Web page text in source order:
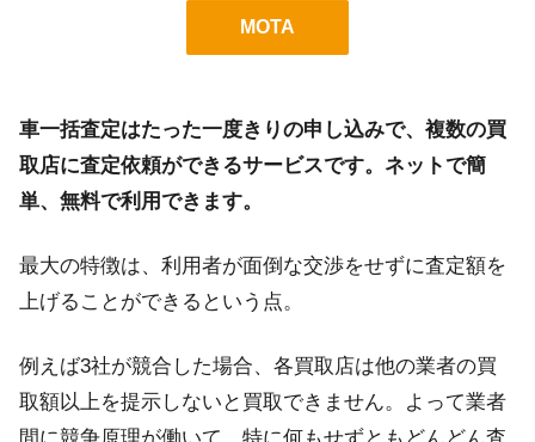
MOTA
車一括査定はたった一度きりの申し込みで、複数の買
取店に査定依頼ができるサービスです。ネットで簡
単、無料で利用できます。
最大の特徴は、利用者が面倒な交渉をせずに査定額を
上げることができるという点。
例えば3社が競合した場合、各買取店は他の業者の買
取額以上を提示しないと買取できません。よって業者
間に競争原理が働いて、特に何もせずともどんどん査